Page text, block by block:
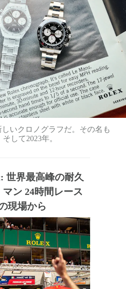
しいクロノグラフだ。その名も
して2023年。
世界最高峰の耐久
ン 24時間レース
現場から